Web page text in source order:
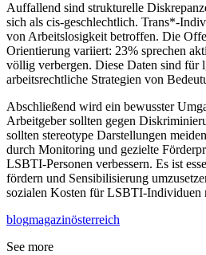
Auffallend sind strukturelle
sich als cis-geschlechtlich. Trans*-
von Arbeitslosigkeit betroffen. Die
Orientierung variiert: 23% sprechen
völlig verbergen. Diese Daten sind für
arbeitsrechtliche Strategien von
Abschließend wird ein bewusster
Arbeitgeber sollten gegen
sollten stereotype Darstellungen
durch Monitoring und gezielte
LSBTI-Personen verbessern. Es ist
fördern und Sensibilisierung
sozialen Kosten für LSBTI-Individuen
blogmagazinösterreich
See more